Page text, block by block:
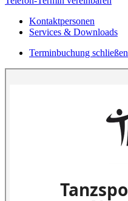
Kontaktpersonen
Services & Downloads
Terminbuchung schließen